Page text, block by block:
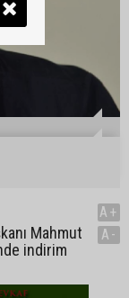
Mahmut
indirim
A+
A-